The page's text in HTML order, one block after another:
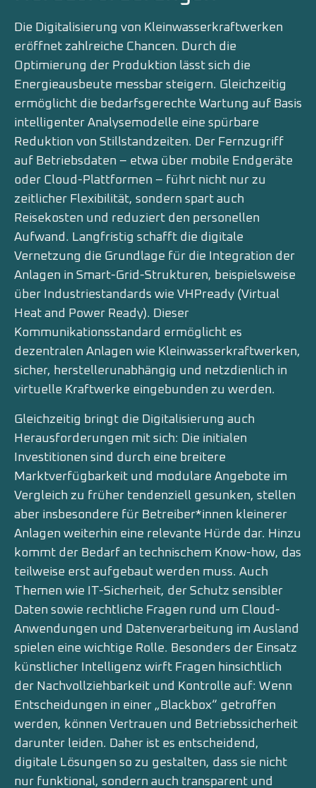
Die Digitalisierung von Kleinwasserkraftwerken
eröffnet zahlreiche Chancen. Durch die
Optimierung der Produktion lässt sich die
Energieausbeute messbar steigern. Gleichzeitig
ermöglicht die bedarfsgerechte Wartung auf Basis
intelligenter Analysemodelle eine spürbare
Reduktion von Stillstandzeiten. Der Fernzugriff
auf Betriebsdaten – etwa über mobile Endgeräte
oder Cloud-Plattformen – führt nicht nur zu
zeitlicher Flexibilität, sondern spart auch
Reisekosten und reduziert den personellen
Aufwand. Langfristig schafft die digitale
Vernetzung die Grundlage für die Integration der
Anlagen in Smart-Grid-Strukturen, beispielsweise
über Industriestandards wie VHPready (Virtual
Heat and Power Ready). Dieser
Kommunikationsstandard ermöglicht es
dezentralen Anlagen wie Kleinwasserkraftwerken,
sicher, herstellerunabhängig und netzdienlich in
virtuelle Kraftwerke eingebunden zu werden.
Gleichzeitig bringt die Digitalisierung auch
Herausforderungen mit sich: Die initialen
Investitionen sind durch eine breitere
Marktverfügbarkeit und modulare Angebote im
Vergleich zu früher tendenziell gesunken, stellen
aber insbesondere für Betreiber*innen kleinerer
Anlagen weiterhin eine relevante Hürde dar. Hinzu
kommt der Bedarf an technischem Know-how, das
teilweise erst aufgebaut werden muss. Auch
Themen wie IT-Sicherheit, der Schutz sensibler
Daten sowie rechtliche Fragen rund um Cloud-
Anwendungen und Datenverarbeitung im Ausland
spielen eine wichtige Rolle. Besonders der Einsatz
künstlicher Intelligenz wirft Fragen hinsichtlich
der Nachvollziehbarkeit und Kontrolle auf: Wenn
Entscheidungen in einer „Blackbox“ getroffen
werden, können Vertrauen und Betriebssicherheit
darunter leiden. Daher ist es entscheidend,
digitale Lösungen so zu gestalten, dass sie nicht
nur funktional, sondern auch transparent und